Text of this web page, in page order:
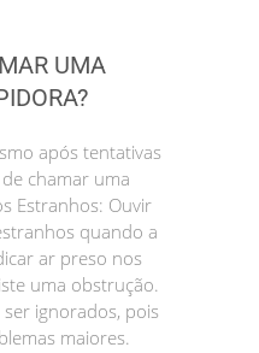
UMA
após tentativas
chamar uma
Estranhos: Ouvir
quando a
ar preso nos
uma obstrução.
ignorados, pois
maiores.